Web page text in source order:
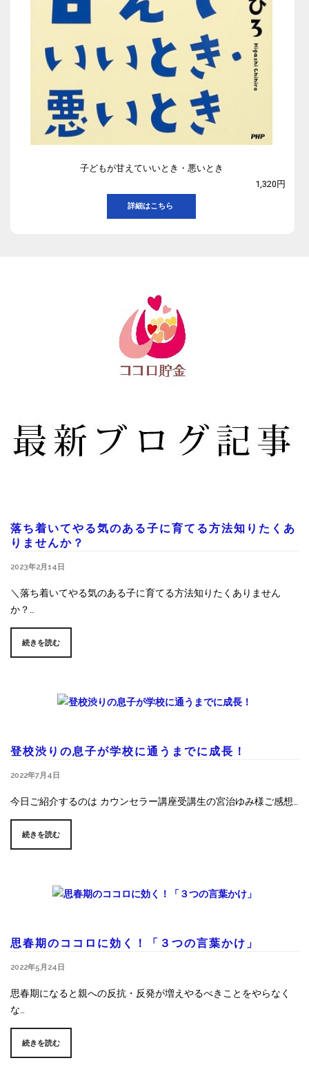
子どもが甘えていいとき・悪いとき
1,320円
詳細はこちら
落ち着いてやる気のある子に育てる方法知りたくあ
りませんか？
2023年2月14日
＼落ち着いてやる気のある子に育てる方法知りたくありません
か？…
続きを読む
登校渋りの息子が学校に通うまでに成長！
2022年7月4日
今日ご紹介するのは カウンセラー講座受講生の宮治ゆみ様ご感想…
続きを読む
思春期のココロに効く！「３つの言葉かけ」
2022年5月24日
思春期になると親への反抗・反発が増えやるべきことをやらなく
な…
続きを読む